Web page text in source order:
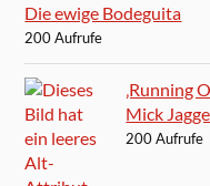
Die ewige Bodeguita
200 Aufrufe
‚Running
Mick
200 Aufrufe